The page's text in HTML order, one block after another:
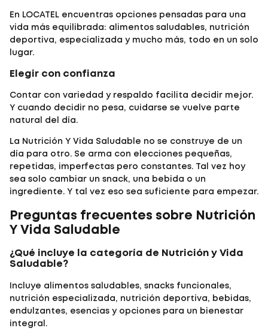
En LOCATEL encuentras opciones pensadas para una
vida más equilibrada: alimentos saludables, nutrición
deportiva, especializada y mucho más, todo en un solo
lugar.
Elegir con confianza
Contar con variedad y respaldo facilita decidir mejor.
Y cuando decidir no pesa, cuidarse se vuelve parte
natural del día.
La Nutrición Y Vida Saludable no se construye de un
día para otro. Se arma con elecciones pequeñas,
repetidas, imperfectas pero constantes. Tal vez hoy
sea solo cambiar un snack, una bebida o un
ingrediente. Y tal vez eso sea suficiente para empezar.
Preguntas frecuentes sobre Nutrición
Y Vida Saludable
¿Qué incluye la categoría de Nutrición y Vida
Saludable?
Incluye alimentos saludables, snacks funcionales,
nutrición especializada, nutrición deportiva, bebidas,
endulzantes, esencias y opciones para un bienestar
integral.